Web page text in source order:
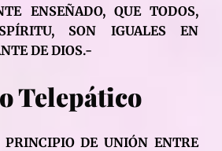
ENSEÑADO, QUE TODOS,
SON IGUALES EN
DE DIOS.-
Telepático
DE UNIÓN ENTRE